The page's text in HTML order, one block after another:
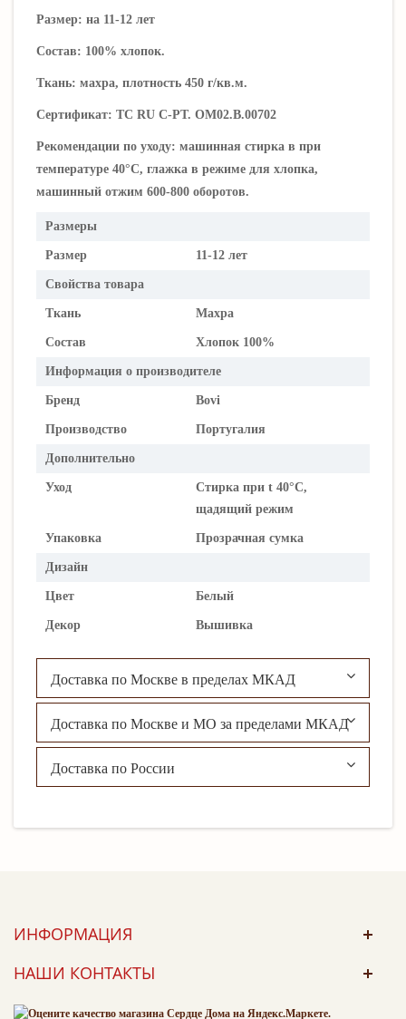
Размер: на 11-12 лет
Состав: 100% хлопок.
Ткань: махра, плотность 450 г/кв.м.
Сертификат: ТС RU С-РТ. ОМ02.В.00702
Рекомендации по уходу: машинная стирка в при
температуре 40°C, глажка в режиме для хлопка,
машинный отжим 600-800 оборотов.
Размеры
Размер 11-12 лет
Свойства товара
Ткань Махра
Состав Хлопок 100%
Информация о производителе
Бренд Bovi
Производство Португалия
Дополнительно
Уход
Стирка при t 40°C,
щадящий режим
Упаковка Прозрачная сумка
Дизайн
Цвет Белый
Декор Вышивка
Доставка по Москве в пределах МКАД
Доставка по Москве и МО за пределами МКАД
Доставка по России
ИНФОРМАЦИЯ
НАШИ КОНТАКТЫ